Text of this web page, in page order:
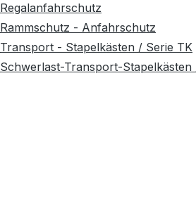
Regalanfahrschutz
Rammschutz - Anfahrschutz
Transport - Stapelkästen / Serie TK
Schwerlast-Transport-Stapelkästen